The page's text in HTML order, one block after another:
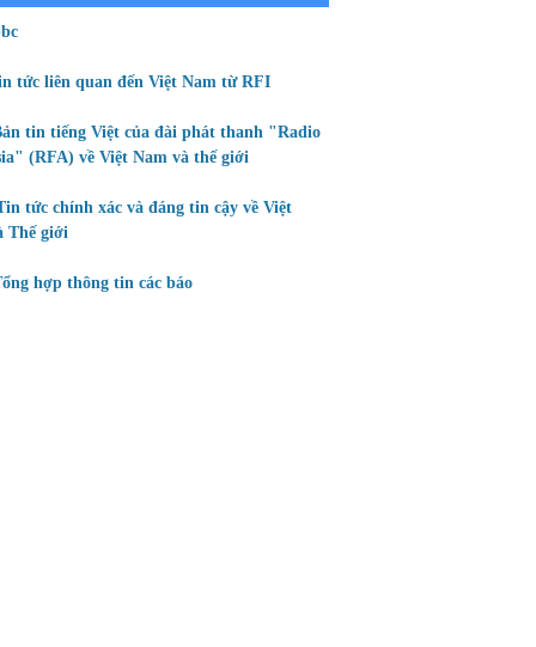
tức liên quan đến Việt Nam từ RFI
tin tiếng Việt của đài phát thanh "Radio
(RFA) về Việt Nam và thế giới
tức chính xác và đáng tin cậy về Việt
Thế giới
hợp thông tin các báo